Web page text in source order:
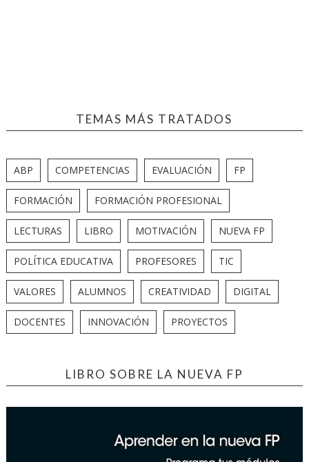
TEMAS MÁS TRATADOS
ABP COMPETENCIAS EVALUACIÓN FP
FORMACIÓN FORMACIÓN PROFESIONAL
LECTURAS LIBRO MOTIVACIÓN NUEVA FP
POLÍTICA EDUCATIVA PROFESORES TIC
VALORES ALUMNOS CREATIVIDAD DIGITAL
DOCENTES INNOVACIÓN PROYECTOS
LIBRO SOBRE LA NUEVA FP